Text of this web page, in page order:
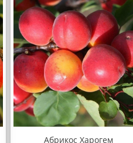
Абрикос Харогем